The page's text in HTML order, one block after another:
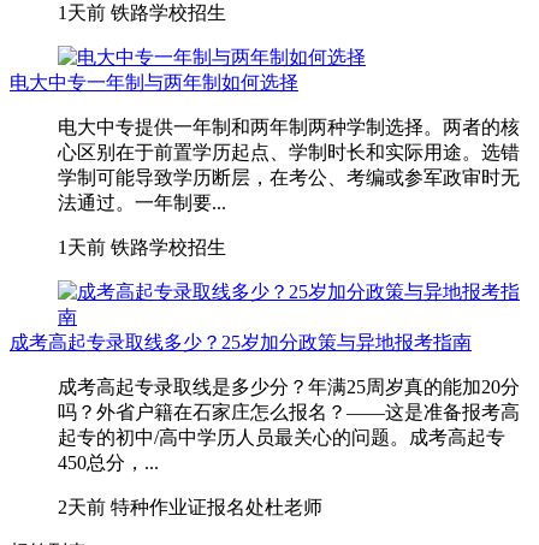
1天前 铁路学校招生
电大中专一年制与两年制如何选择
电大中专提供一年制和两年制两种学制选择。两者的核
心区别在于前置学历起点、学制时长和实际用途。选错
学制可能导致学历断层，在考公、考编或参军政审时无
法通过。一年制要...
1天前 铁路学校招生
成考高起专录取线多少？25岁加分政策与异地报考指南
成考高起专录取线是多少分？年满25周岁真的能加20分
吗？外省户籍在石家庄怎么报名？——这是准备报考高
起专的初中/高中学历人员最关心的问题。成考高起专
450总分，...
2天前 特种作业证报名处杜老师